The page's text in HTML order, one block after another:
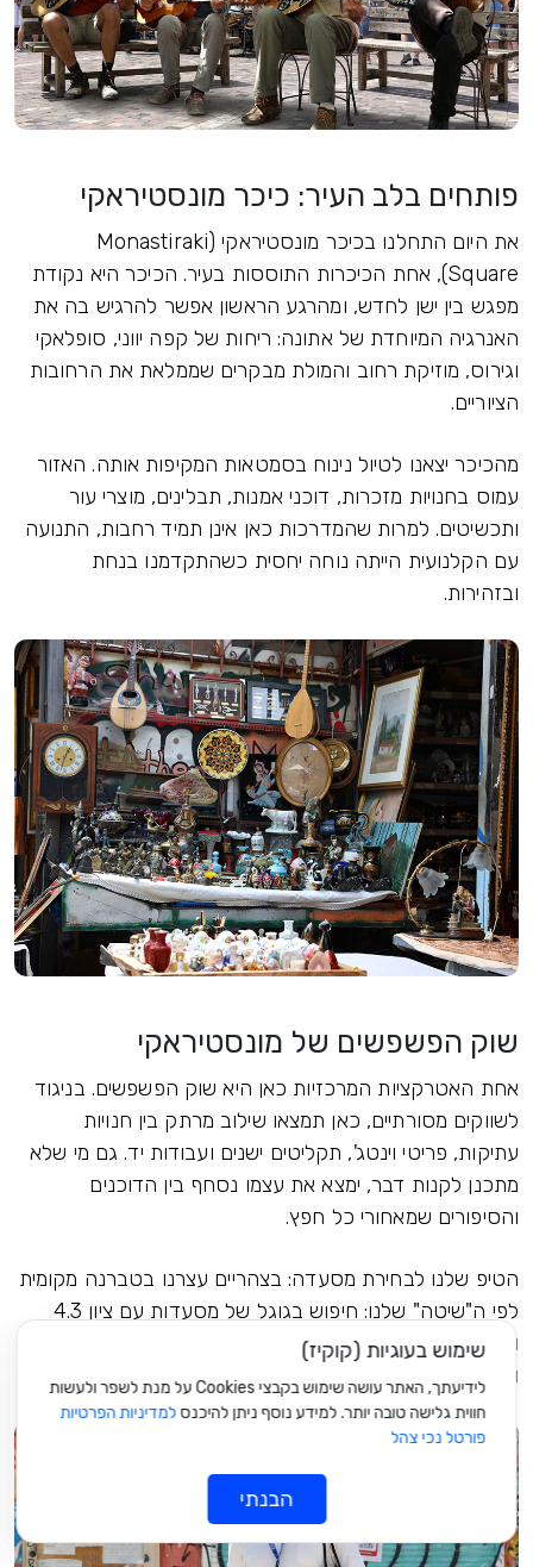
שימוש בעוגיות (קוקיז)
לידיעתך, האתר עושה שימוש בקבצי Cookies על מנת לשפר ולעשות
חווית גלישה טובה יותר. למידע נוסף ניתן להיכנס למדיניות הפרטיות
פורטל נכי צהל
הבנתי
פותחים בלב העיר: כיכר מונסטיראקי
את היום התחלנו בכיכר מונסטיראקי (Monastiraki
Square), אחת הכיכרות התוססות בעיר. הכיכר היא נקודת
מפגש בין ישן לחדש, ומהרגע הראשון אפשר להרגיש בה את
האנרגיה המיוחדת של אתונה: ריחות של קפה יווני, סופלאקי
וגירוס, מוזיקת רחוב והמולת מבקרים שממלאת את הרחובות
הציוריים.
מהכיכר יצאנו לטיול נינוח בסמטאות המקיפות אותה. האזור
עמוס בחנויות מזכרות, דוכני אמנות, תבלינים, מוצרי עור
ותכשיטים. למרות שהמדרכות כאן אינן תמיד רחבות, התנועה
עם הקלנועית הייתה נוחה יחסית כשהתקדמנו בנחת
ובזהירות.
שוק הפשפשים של מונסטיראקי
אחת האטרקציות המרכזיות כאן היא שוק הפשפשים. בניגוד
לשווקים מסורתיים, כאן תמצאו שילוב מרתק בין חנויות
עתיקות, פריטי וינטג', תקליטים ישנים ועבודות יד. גם מי שלא
מתכנן לקנות דבר, ימצא את עצמו נסחף בין הדוכנים
והסיפורים שמאחורי כל חפץ.
הטיפ שלנו לבחירת מסעדה: בצהריים עצרנו בטברנה מקומית
לפי ה"שיטה" שלנו: חיפוש בגוגל של מסעדות עם ציון 4.3
ומעלה ומאות ביקורות. השיטה הזו מעולם לא אכזבה אותנו,
וגם הפעם זכינו לאוכל יווני משובח ושירות אדיב.